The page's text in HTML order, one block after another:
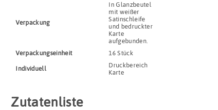
Verpackung
In Glanzbeutel
mit weißer
Satinschleife
und bedruckter
Karte
aufgebunden.
Verpackungs­einheit
16 Stück
Indivi­duell
Druckbereich
Karte
Zutatenliste